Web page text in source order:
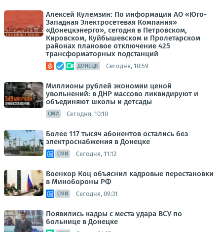
Алексей Кулемзин: По информации АО «Юго-
Западная Электросетевая Компания»
«Донецкэнерго», сегодня в Петровском,
Кировском, Куйбышевском и Пролетарском
районах плановое отключение 425
трансформаторных подстанций
ДОНЕЦК Сегодня, 10:59
Миллионы рублей экономии ценой
увольнений: в ДНР массово ликвидируют и
объединяют школы и детсады
СМИ Сегодня, 10:10
Более 117 тысяч абонентов остались без
электроснабжения в Донецке
СМИ Сегодня, 11:12
Военкор Коц объяснил кадровые перестановки
в Минобороны РФ
СМИ Сегодня, 09:31
Появились кадры с места удара ВСУ по
больнице в Донецке